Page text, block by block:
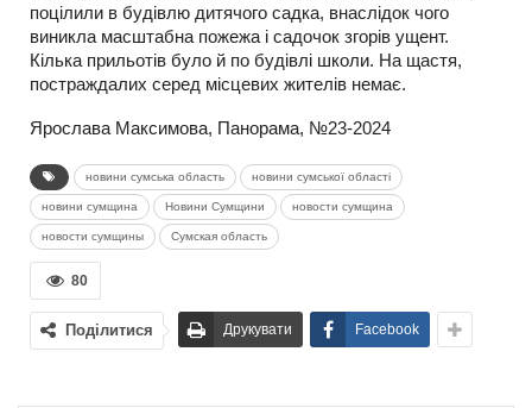
поцілили в будівлю дитячого садка, внаслідок чого
виникла масштабна пожежа і садочок згорів ущент.
Кілька прильотів було й по будівлі школи. На щастя,
постраждалих серед місцевих жителів немає.
Ярослава Максимова, Панорама, №23-2024
новини сумська область новини сумської області
новини сумщина Новини Сумщини новости сумщина
новости сумщины Сумская область
80
Поділитися Друкувати Facebook